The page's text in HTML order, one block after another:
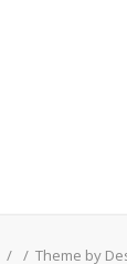
/ / Theme by